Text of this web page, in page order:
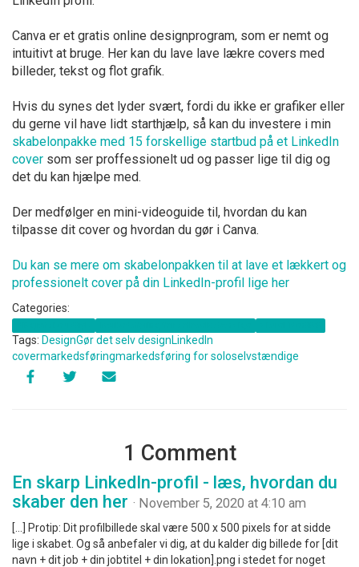
Canva er et gratis online designprogram, som er nemt og
intuitivt at bruge. Her kan du lave lave lækre covers med
billeder, tekst og flot grafik.
Hvis du synes det lyder svært, fordi du ikke er grafiker eller
du gerne vil have lidt starthjælp, så kan du investere i min
skabelonpakke med 15 forskellige startbud på et LinkedIn
cover som ser proffessionelt ud og passer lige til dig og
det du kan hjælpe med.
Der medfølger en mini-videoguide til, hvordan du kan
tilpasse dit cover og hvordan du gør i Canva.
Du kan se mere om skabelonpakken til at lave et lækkert og
professionelt cover på din LinkedIn-profil lige her
Categories:
Tags: DesignGør det selv designLinkedIn
covermarkedsføringmarkedsføring for soloselvstændige
1 Comment
En skarp LinkedIn-profil - læs, hvordan du
skaber den her · November 5, 2020 at 4:10 am
[…] Protip: Dit profilbillede skal være 500 x 500 pixels for at sidde
lige i skabet. Og så anbefaler vi dig, at du kalder dig billede for [dit
navn + dit job + din jobtitel + din lokation].png i stedet for noget